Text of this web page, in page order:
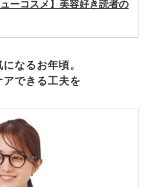
ーコスメ】美容好き読者の
なるお年頃。
できる工夫を